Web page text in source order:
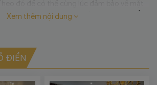
thì đã có không ít gia chủ “mạnh tay” đầu
chung luôn sở hữu những ưu điểm vượt
với các sản phẩm được sản xuất nội địa. Và
đã và đang trở thành một địa chỉ đồng
lĩnh vực này.
Xem thêm nội dung
ĐIỂN